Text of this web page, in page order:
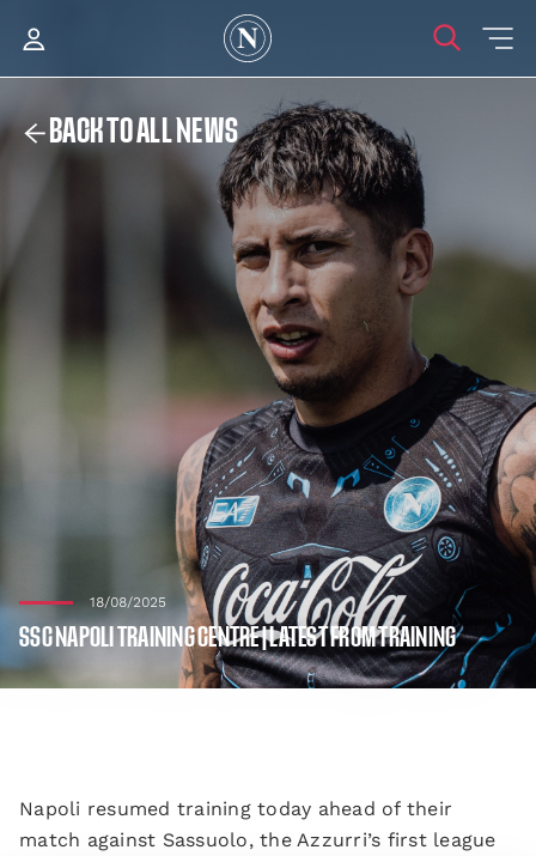
BACK TO ALL NEWS
18/08/2025
SSC NAPOLI TRAINING CENTRE | LATEST FROM TRAINING
Napoli resumed training today ahead of their
match against Sassuolo, the Azzurri’s first league